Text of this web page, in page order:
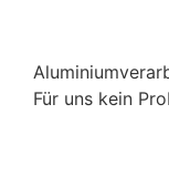
Für uns kein